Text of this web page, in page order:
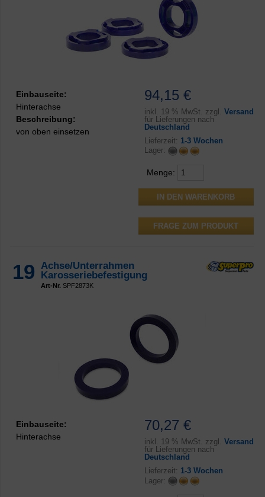
94,15 €
inkl. 19 % MwSt. zzgl. Versand
für Lieferungen nach
Deutschland
Lieferzeit: 1-3 Wochen
Lager:
Menge:
FRAGE ZUM PRODUKT
Einbauseite:
Hinterachse
Beschreibung:
von oben einsetzen
19 Achse/Unterrahmen
Karosseriebefestigung
Art-Nr. SPF2873K
70,27 €
inkl. 19 % MwSt. zzgl. Versand
für Lieferungen nach
Deutschland
Lieferzeit: 1-3 Wochen
Lager:
Einbauseite:
Hinterachse